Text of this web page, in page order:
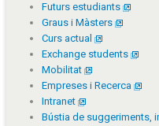
Futurs estudiants
Graus i Màsters
Curs actual
Exchange students
Mobilitat
Empreses i Recerca
Intranet
Bústia de suggeriments,